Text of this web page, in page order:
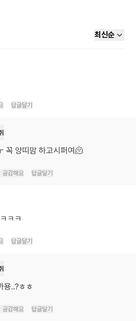
최신순
답글달기
꼭 양띠맘 하고시퍼여🫠
공감해요 답글달기
ㅋㅋ
답글달기
용..?ㅎㅎ
공감해요 답글달기